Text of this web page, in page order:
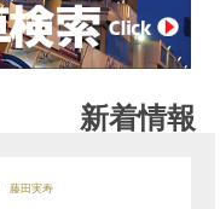
新着情報
藤田実寿